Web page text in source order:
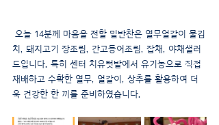
치, 돼지고기 장조림, 간고등어조림, 잡채, 야채샐러
드입니다. 특히 센터 치유텃밭에서 유기농으로 직접
재배하고 수확한 열무, 얼갈이, 상추를 활용하여 더
욱 건강한 한 끼를 준비하였습니다.